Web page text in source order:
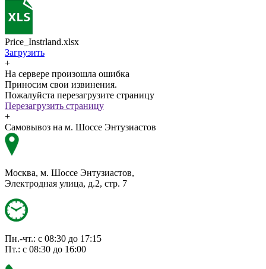
Price_Instrland.xlsx
Загрузить
+
На сервере произошла ошибка
Приносим свои извинения.
Пожалуйста перезагрузите страницу
Перезагрузить страницу
+
Самовывоз на м. Шоссе Энтузиастов
Москва, м. Шоссе Энтузиастов,
Электродная улица, д.2, стр. 7
Пн.-чт.: с 08:30 до 17:15
Пт.: с 08:30 до 16:00